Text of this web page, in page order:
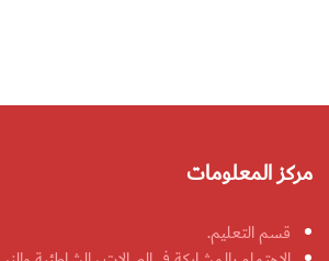
مركز المعلومات
قسم التعليم.